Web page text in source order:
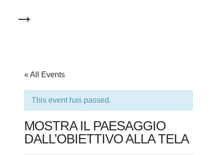
→
« All Events
This event has passed.
MOSTRA IL PAESAGGIO
DALL’OBIETTIVO ALLA TELA